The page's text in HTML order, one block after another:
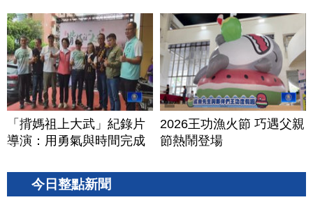
「揹媽祖上大武」紀錄片
導演：用勇氣與時間完成
2026王功漁火節 巧遇父親
節熱鬧登場
今日整點新聞